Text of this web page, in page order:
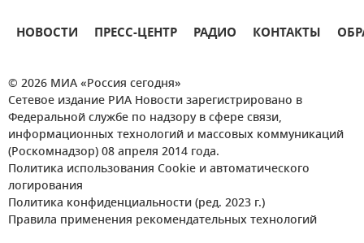
НОВОСТИ ПРЕСС-ЦЕНТР РАДИО КОНТАКТЫ
© 2026 МИА «Россия сегодня»
Сетевое издание РИА Новости зарегистрировано в
Федеральной службе по надзору в сфере связи,
информационных технологий и массовых коммуникаций
(Роскомнадзор) 08 апреля 2014 года.
Политика использования Cookie и автоматического
логирования
Политика конфиденциальности (ред. 2023 г.)
Правила применения рекомендательных технологий